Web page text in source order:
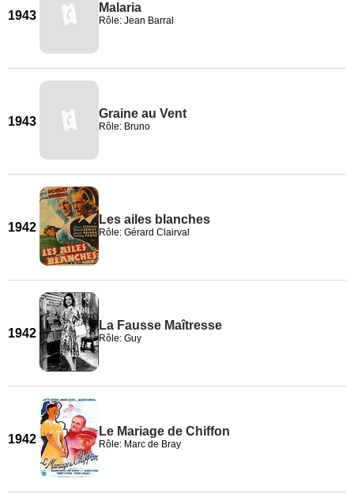
1943
Malaria
Rôle: Jean Barral
1943
Graine au Vent
Rôle: Bruno
1942
Les ailes blanches
Rôle: Gérard Clairval
1942
La Fausse Maîtresse
Rôle: Guy
1942
Le Mariage de Chiffon
Rôle: Marc de Bray